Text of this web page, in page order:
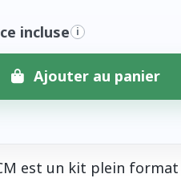
incluse i
Ajouter au panier
est un kit plein